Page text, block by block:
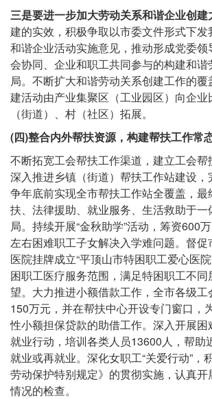
三是要进一步加大劳动关系和谐企业创建
建的实效，积极争取以市委文件形式下
和谐企业活动实施意见，推动形成党委
会协同、企业和职工共同参与的构建和谐
局。不断扩大和谐劳动关系创建工作的
建活动由产业集聚区（工业园区）向企
（街道）、村（社区）拓展。
(四)整合内外帮扶资源，构建帮扶工作常
不断拓宽工会帮扶工作渠道，建立工会帮
深入推进乡镇（街道）帮扶工作站建设，
争年底前实现全市帮扶工作站全覆盖，
扶、法律援助、就业服务、生活救助于一
局。持续开展“金秋助学”活动，筹资600
左右困难职工子女解决入学难问题。督
医院挂牌成立“平顶山市特困职工爱心医
困职工医疗服务范围，满足特困职工不
望。大力推进小额借款工作，全市各级工
150万元，并在帮扶中心开设专门窗口，
性小额担保贷款的助借工作。深入开展困
就业行动，培训各类人员13600人，帮助
就业或再就业。深化女职工“关爱行动”，
劳动保护特别规定》的贯彻实施，认真
情况的检查。